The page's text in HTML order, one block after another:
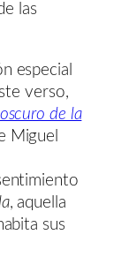
las
especial
verso,
de la
Miguel
, aquella
sus